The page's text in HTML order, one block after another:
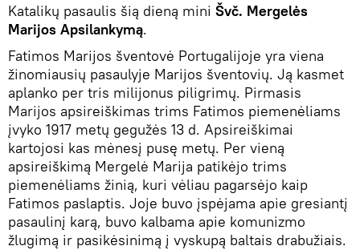
Katalikų pasaulis šią dieną mini Švč. Mergelės
Marijos Apsilankymą.
Fatimos Marijos šventovė Portugalijoje yra viena
žinomiausių pasaulyje Marijos šventovių. Ją kasmet
aplanko per tris milijonus piligrimų. Pirmasis
Marijos apsireiškimas trims Fatimos piemenėliams
įvyko 1917 metų gegužės 13 d. Apsireiškimai
kartojosi kas mėnesį pusę metų. Per vieną
apsireiškimą Mergelė Marija patikėjo trims
piemenėliams žinią, kuri vėliau pagarsėjo kaip
Fatimos paslaptis. Joje buvo įspėjama apie gresiantį
pasaulinį karą, buvo kalbama apie komunizmo
žlugimą ir pasikėsinimą į vyskupą baltais drabužiais.